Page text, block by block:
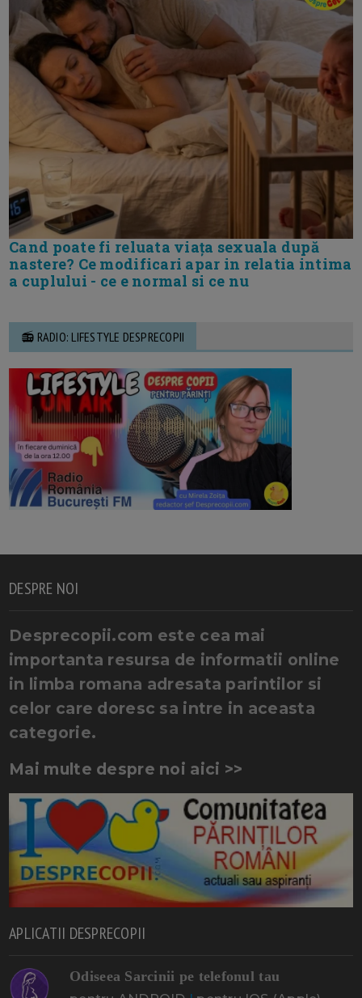
Cand poate fi reluata viața sexuala după
nastere? Ce modificari apar in relatia intima
a cuplului - ce e normal si ce nu
📻 RADIO: LIFESTYLE DESPRECOPII
DESPRE NOI
Desprecopii.com este cea mai
importanta resursa de informatii online
in limba romana adresata parintilor si
celor care doresc sa intre in aceasta
categorie.
Mai multe despre noi aici >>
APLICATII DESPRECOPII
Odiseea Sarcinii pe telefonul tau